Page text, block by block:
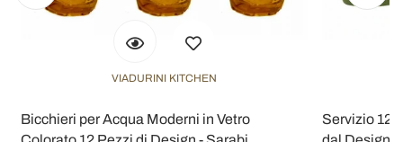
VIADURINI KITCHEN
Bicchieri per Acqua Moderni in Vetro
Servizio 12